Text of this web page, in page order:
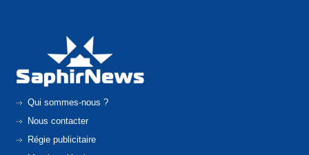
Qui sommes-nous ?
Nous contacter
Régie publicitaire